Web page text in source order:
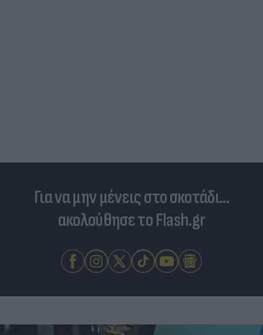
Για να μην μένεις στο σκοτάδι...
ακολούθησε το Flash.gr